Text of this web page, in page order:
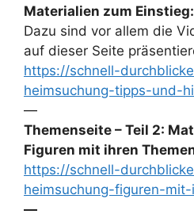
Materialien zum Einstieg:
Dazu sind vor allem die
auf dieser Seite
https://schnell-
heimsuchung-tipps-und-
—
Themenseite – Teil 2:
Figuren mit ihren
https://schnell-
heimsuchung-figuren-
—